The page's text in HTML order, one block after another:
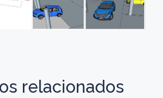
relacionados